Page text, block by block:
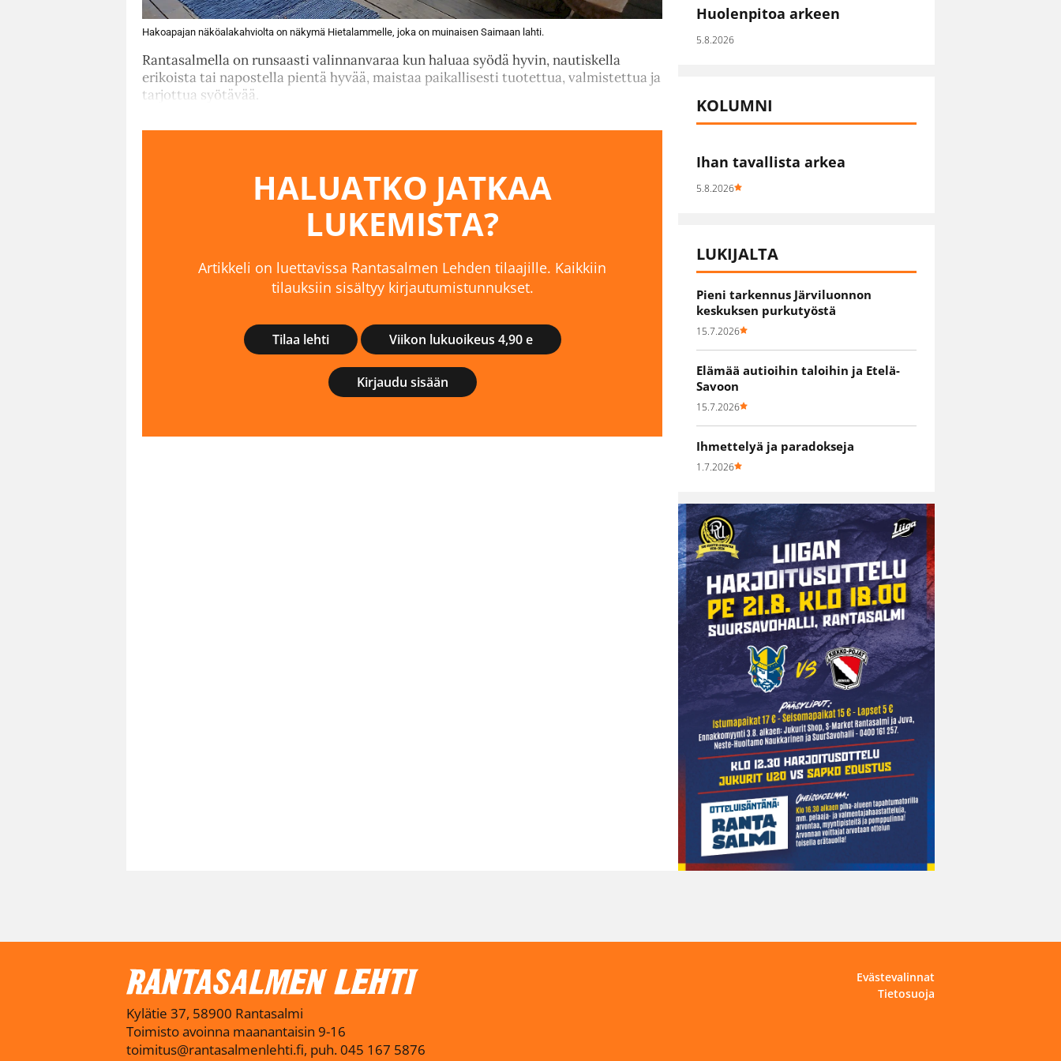
Hakoapajan näköalakahviolta on näkymä Hietalammelle, joka on muinaisen Saimaan lahti.
Rantasalmella on runsaasti valinnanvaraa kun haluaa syödä hyvin, nautiskella
erikoista tai napostella pientä hyvää, maistaa paikallisesti tuotettua, valmistettua ja
tarjottua syötävää.
HALUATKO JATKAA
LUKEMISTA?
Artikkeli on luettavissa Rantasalmen Lehden tilaajille. Kaikkiin
tilauksiin sisältyy kirjautumistunnukset.
Tilaa lehti Viikon lukuoikeus 4,90 e
Kirjaudu sisään
Huolenpitoa arkeen
5.8.2026
KOLUMNI
Ihan tavallista arkea
5.8.2026
LUKIJALTA
Pieni tarkennus Järviluonnon
keskuksen purkutyöstä
15.7.2026
Elämää autioihin taloihin ja Etelä-
Savoon
15.7.2026
Ihmettelyä ja paradokseja
1.7.2026
Kylätie 37, 58900 Rantasalmi
Toimisto avoinna maanantaisin 9-16
toimitus@rantasalmenlehti.fi, puh. 045 167 5876
Evästevalinnat
Tietosuoja